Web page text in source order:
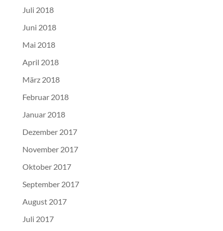
Juli 2018
Juni 2018
Mai 2018
April 2018
März 2018
Februar 2018
Januar 2018
Dezember 2017
November 2017
Oktober 2017
September 2017
August 2017
Juli 2017